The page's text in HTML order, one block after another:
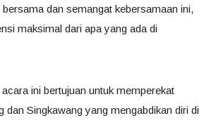
dan semangat kebersamaan ini,
maksimal dari apa yang ada di
ini bertujuan untuk memperekat
Singkawang yang mengabdikan diri di